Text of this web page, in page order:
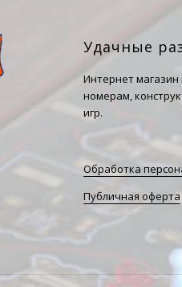
Удачные
Интернет магазин
номерам,
игр.
Обработка
Публичная оферта